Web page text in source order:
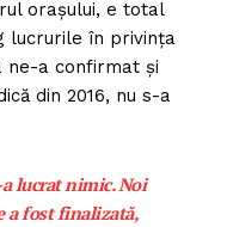
orașului, e total
lucrurile în privința
ne-a confirmat și
din 2016, nu s-a
lucrat nimic. Noi
a fost finalizată,